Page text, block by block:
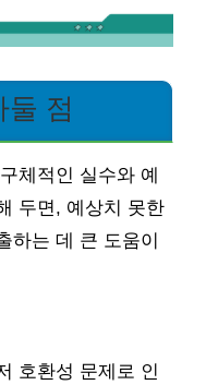
둘 점
체적인 실수와 예
두면, 예상치 못한
하는 데 큰 도움이
호환성 문제로 인